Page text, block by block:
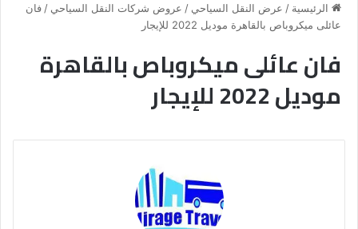
الرئيسية / عرض النقل السياحي / عروض شركات النقل السياحي / فان
عائلى ميكروباص بالقاهرة موديل 2022 للإيجار
فان عائلى ميكروباص بالقاهرة
موديل 2022 للإيجار